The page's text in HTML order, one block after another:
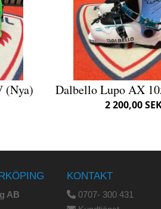
(Nya) Dalbello Lupo AX
2 200,00
AB
KONTAKT
0707- 300 431